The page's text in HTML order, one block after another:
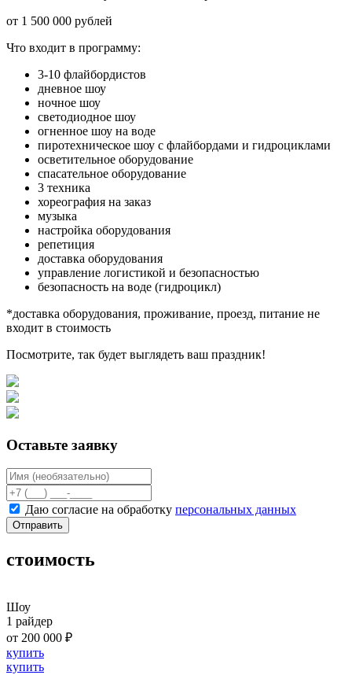
от 1 500 000 рублей
Что входит в программу:
3-10 флайбордистов
дневное шоу
ночное шоу
светодиодное шоу
огненное шоу на воде
пиротехническое шоу с флайбордами и гидроциклами
осветительное оборудование
спасательное оборудование
3 техника
хореография на заказ
музыка
настройка оборудования
репетиция
доставка оборудования
управление логистикой и безопасностью
безопасность на воде (гидроцикл)
*доставка оборудования, проживание, проезд, питание не
входит в стоимость
Посмотрите, так будет выглядеть ваш праздник!
Оставьте заявку
Даю согласие на обработку персональных данных
Отправить
стоимость
Шоу
1 райдер
от 200 000 ₽
купить
купить